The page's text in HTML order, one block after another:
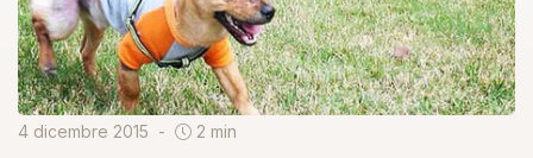
4 dicembre 2015 2 min